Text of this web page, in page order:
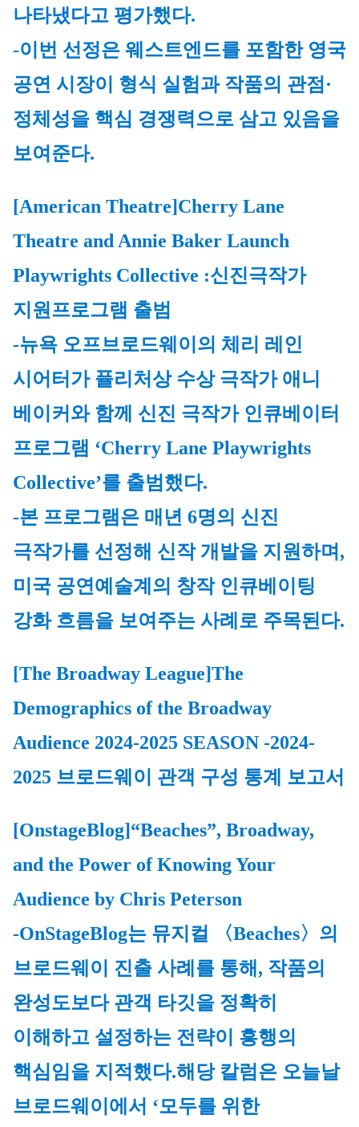
나타냈다고 평가했다.
-이번 선정은 웨스트엔드를 포함한 영국
공연 시장이 형식 실험과 작품의 관점·
정체성을 핵심 경쟁력으로 삼고 있음을
보여준다.
[American Theatre]Cherry Lane
Theatre and Annie Baker Launch
Playwrights Collective :신진극작가
지원프로그램 출범
-뉴욕 오프브로드웨이의 체리 레인
시어터가 퓰리처상 수상 극작가 애니
베이커와 함께 신진 극작가 인큐베이터
프로그램 ‘Cherry Lane Playwrights
Collective’를 출범했다.
-본 프로그램은 매년 6명의 신진
극작가를 선정해 신작 개발을 지원하며,
미국 공연예술계의 창작 인큐베이팅
강화 흐름을 보여주는 사례로 주목된다.
[The Broadway League]The
Demographics of the Broadway
Audience 2024-2025 SEASON -2024-
2025 브로드웨이 관객 구성 통계 보고서
[OnstageBlog]“Beaches”, Broadway,
and the Power of Knowing Your
Audience by Chris Peterson
-OnStageBlog는 뮤지컬 〈Beaches〉의
브로드웨이 진출 사례를 통해, 작품의
완성도보다 관객 타깃을 정확히
이해하고 설정하는 전략이 흥행의
핵심임을 지적했다.해당 칼럼은 오늘날
브로드웨이에서 ‘모두를 위한